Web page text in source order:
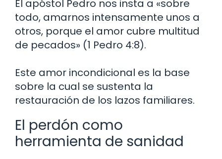
El apóstol Pedro nos insta a «sobre
todo, amarnos intensamente unos a
otros, porque el amor cubre multitud
de pecados» (1 Pedro 4:8).
Este amor incondicional es la base
sobre la cual se sustenta la
restauración de los lazos familiares.
El perdón como
herramienta de sanidad